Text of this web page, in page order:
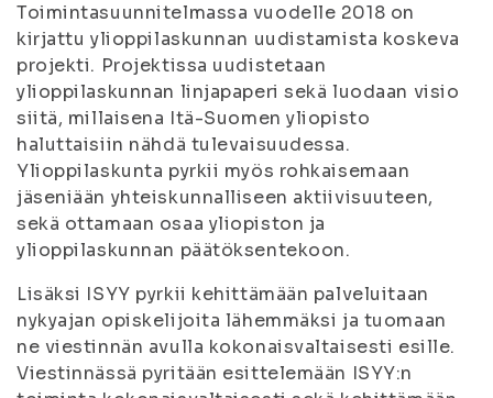
Toimintasuunnitelmassa vuodelle 2018 on
kirjattu ylioppilaskunnan uudistamista koskeva
projekti. Projektissa uudistetaan
ylioppilaskunnan linjapaperi sekä luodaan visio
siitä, millaisena Itä-Suomen yliopisto
haluttaisiin nähdä tulevaisuudessa.
Ylioppilaskunta pyrkii myös rohkaisemaan
jäseniään yhteiskunnalliseen aktiivisuuteen,
sekä ottamaan osaa yliopiston ja
ylioppilaskunnan päätöksentekoon.
Lisäksi ISYY pyrkii kehittämään palveluitaan
nykyajan opiskelijoita lähemmäksi ja tuomaan
ne viestinnän avulla kokonaisvaltaisesti esille.
Viestinnässä pyritään esittelemään ISYY:n